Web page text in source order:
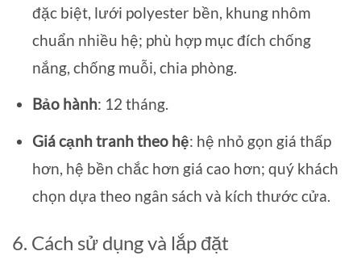
đặc biệt, lưới polyester bền, khung nhôm
chuẩn nhiều hệ; phù hợp mục đích chống
nắng, chống muỗi, chia phòng.
Bảo hành: 12 tháng.
Giá cạnh tranh theo hệ: hệ nhỏ gọn giá thấp
hơn, hệ bền chắc hơn giá cao hơn; quý khách
chọn dựa theo ngân sách và kích thước cửa.
6. Cách sử dụng và lắp đặt